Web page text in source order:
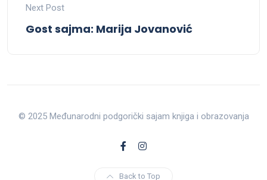
Next Post
Gost sajma: Marija Jovanović
© 2025 Međunarodni podgorički sajam knjiga i obrazovanja
Back to Top